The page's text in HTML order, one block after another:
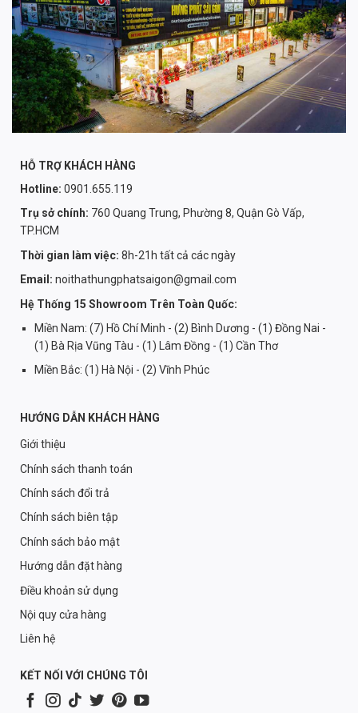
HỖ TRỢ KHÁCH HÀNG
Hotline: 0901.655.119
Trụ sở chính: 760 Quang Trung, Phường 8, Quận Gò Vấp,
TP.HCM
Thời gian làm việc: 8h-21h tất cả các ngày
Email: noithathungphatsaigon@gmail.com
Hệ Thống 15 Showroom Trên Toàn Quốc:
Miền Nam: (7) Hồ Chí Minh - (2) Bình Dương - (1) Đồng Nai -
(1) Bà Rịa Vũng Tàu - (1) Lâm Đồng - (1) Cần Thơ
Miền Bắc: (1) Hà Nội - (2) Vĩnh Phúc
HƯỚNG DẪN KHÁCH HÀNG
Giới thiệu
Chính sách thanh toán
Chính sách đổi trả
Chính sách biên tập
Chính sách bảo mật
Hướng dẫn đặt hàng
Điều khoản sử dụng
Nội quy cửa hàng
Liên hệ
KẾT NỐI VỚI CHÚNG TÔI